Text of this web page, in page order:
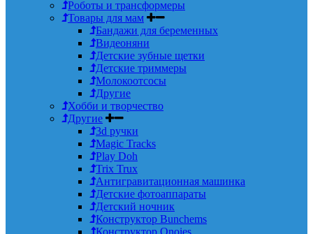
Роботы и трансформеры
Товары для мам
Бандажи для беременных
Видеоняни
Детские зубные щетки
Детские триммеры
Молокоотсосы
Другие
Хобби и творчество
Другие
3d ручки
Magic Tracks
Play Doh
Trix Trux
Антигравитационная машинка
Детские фотоаппараты
Детский ночник
Конструктор Bunchems
Конструктор Onoies